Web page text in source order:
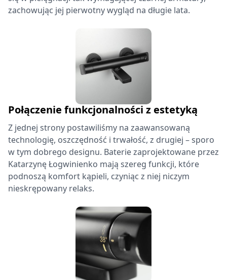
zachowując jej pierwotny wygląd na długie lata.
Połączenie funkcjonalności z estetyką
Z jednej strony postawiliśmy na zaawansowaną
technologię, oszczędność i trwałość, z drugiej – sporo
w tym dobrego designu. Baterie zaprojektowane przez
Katarzynę Łogwinienko mają szereg funkcji, które
podnoszą komfort kąpieli, czyniąc z niej niczym
nieskrępowany relaks.